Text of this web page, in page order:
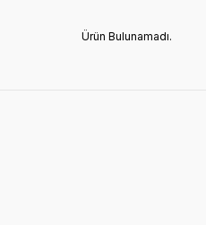
Ürün Bulunamadı.